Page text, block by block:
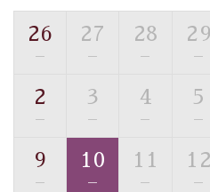
用。 足元が柔らかく、そし
す。
※男性大浴場までのご移動に
■貸切温泉風呂 （40分2000円
む貸切温泉風呂です。ゆっ
26
—
27
—
28
—
29
—
2
—
3
—
4
—
5
—
9
—
10
—
11
—
12
—